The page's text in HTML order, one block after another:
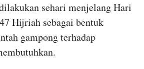
sehari menjelang Hari
Hijriah sebagai bentuk
gampong terhadap